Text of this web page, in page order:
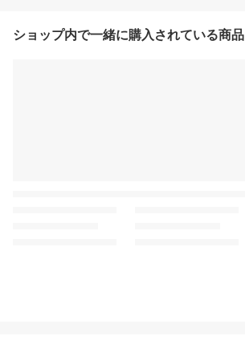
ショップ内で一緒に購入されている商品